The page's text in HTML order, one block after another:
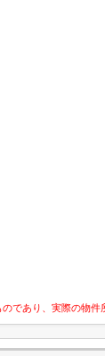
であり、実際の物件